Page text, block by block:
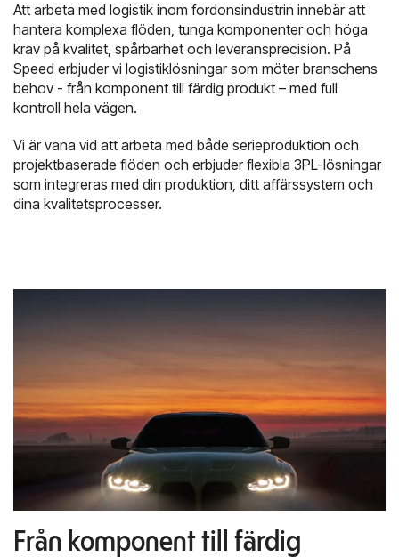
Att arbeta med logistik inom fordonsindustrin innebär att
hantera komplexa flöden, tunga komponenter och höga
krav på kvalitet, spårbarhet och leveransprecision. På
Speed erbjuder vi logistiklösningar som möter branschens
behov - från komponent till färdig produkt – med full
kontroll hela vägen.
Vi är vana vid att arbeta med både serieproduktion och
projektbaserade flöden och erbjuder flexibla 3PL-lösningar
som integreras med din produktion, ditt affärssystem och
dina kvalitetsprocesser.
Från komponent till färdig